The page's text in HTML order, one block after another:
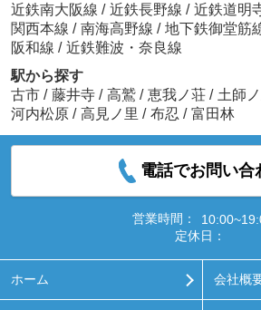
近鉄南大阪線 / 近鉄長野線 / 近鉄道明
関西本線 / 南海高野線 / 地下鉄御堂筋
阪和線 / 近鉄難波・奈良線
駅から探す
古市 / 藤井寺 / 高鷲 / 恵我ノ荘 / 土師
河内松原 / 高見ノ里 / 布忍 / 富田林
電話でお問い合
営業時間：
定休日：
ホーム 会社概